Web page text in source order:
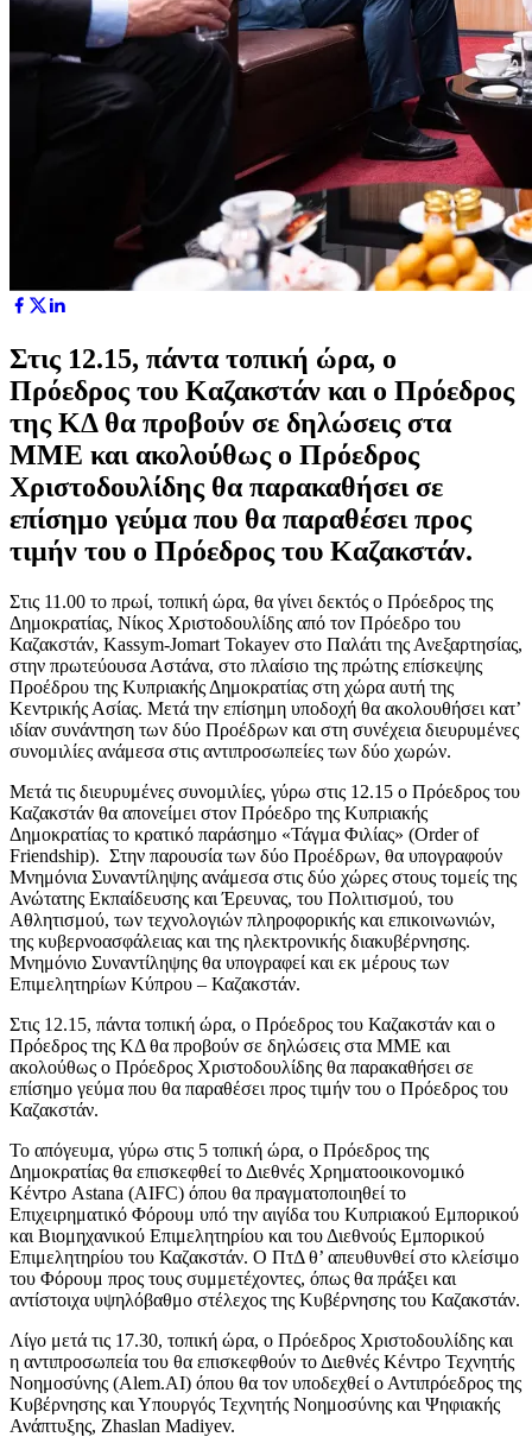
Στις 12.15, πάντα τοπική ώρα, ο
Πρόεδρος του Καζακστάν και ο Πρόεδρος
της ΚΔ θα προβούν σε δηλώσεις στα
ΜΜΕ και ακολούθως ο Πρόεδρος
Χριστοδουλίδης θα παρακαθήσει σε
επίσημο γεύμα που θα παραθέσει προς
τιμήν του ο Πρόεδρος του Καζακστάν.
Στις 11.00 το πρωί, τοπική ώρα, θα γίνει δεκτός ο Πρόεδρος της
Δημοκρατίας, Νίκος Χριστοδουλίδης από τον Πρόεδρο του
Καζακστάν, Kassym-Jomart Tokayev στο Παλάτι της Ανεξαρτησίας,
στην πρωτεύουσα Αστάνα, στο πλαίσιο της πρώτης επίσκεψης
Προέδρου της Κυπριακής Δημοκρατίας στη χώρα αυτή της
Κεντρικής Ασίας. Μετά την επίσημη υποδοχή θα ακολουθήσει κατ’
ιδίαν συνάντηση των δύο Προέδρων και στη συνέχεια διευρυμένες
συνομιλίες ανάμεσα στις αντιπροσωπείες των δύο χωρών.
Μετά τις διευρυμένες συνομιλίες, γύρω στις 12.15 ο Πρόεδρος του
Καζακστάν θα απονείμει στον Πρόεδρο της Κυπριακής
Δημοκρατίας το κρατικό παράσημο «Τάγμα Φιλίας» (Order of
Friendship). Στην παρουσία των δύο Προέδρων, θα υπογραφούν
Μνημόνια Συναντίληψης ανάμεσα στις δύο χώρες στους τομείς της
Ανώτατης Εκπαίδευσης και Έρευνας, του Πολιτισμού, του
Αθλητισμού, των τεχνολογιών πληροφορικής και επικοινωνιών,
της κυβερνοασφάλειας και της ηλεκτρονικής διακυβέρνησης.
Μνημόνιο Συναντίληψης θα υπογραφεί και εκ μέρους των
Επιμελητηρίων Κύπρου – Καζακστάν.
Στις 12.15, πάντα τοπική ώρα, ο Πρόεδρος του Καζακστάν και ο
Πρόεδρος της ΚΔ θα προβούν σε δηλώσεις στα ΜΜΕ και
ακολούθως ο Πρόεδρος Χριστοδουλίδης θα παρακαθήσει σε
επίσημο γεύμα που θα παραθέσει προς τιμήν του ο Πρόεδρος του
Καζακστάν.
Το απόγευμα, γύρω στις 5 τοπική ώρα, ο Πρόεδρος της
Δημοκρατίας θα επισκεφθεί το Διεθνές Χρηματοοικονομικό
Κέντρο Astana (AIFC) όπου θα πραγματοποιηθεί το
Επιχειρηματικό Φόρουμ υπό την αιγίδα του Κυπριακού Εμπορικού
και Βιομηχανικού Επιμελητηρίου και του Διεθνούς Εμπορικού
Επιμελητηρίου του Καζακστάν. Ο ΠτΔ θ’ απευθυνθεί στο κλείσιμο
του Φόρουμ προς τους συμμετέχοντες, όπως θα πράξει και
αντίστοιχα υψηλόβαθμο στέλεχος της Κυβέρνησης του Καζακστάν.
Λίγο μετά τις 17.30, τοπική ώρα, ο Πρόεδρος Χριστοδουλίδης και
η αντιπροσωπεία του θα επισκεφθούν το Διεθνές Κέντρο Τεχνητής
Νοημοσύνης (Alem.AI) όπου θα τον υποδεχθεί ο Αντιπρόεδρος της
Κυβέρνησης και Υπουργός Τεχνητής Νοημοσύνης και Ψηφιακής
Ανάπτυξης, Zhaslan Madiyev.